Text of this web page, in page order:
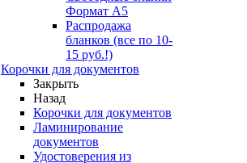
Формат А5
Распродажа
бланков (все по 10-
15 руб.!)
Корочки для документов
Закрыть
Назад
Корочки для документов
Ламинирование
документов
Удостоверения из